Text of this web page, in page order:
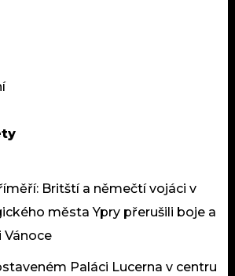
Britští a němečtí vojáci v
města Ypry přerušili boje a
Vánoce
Paláci Lucerna v centru